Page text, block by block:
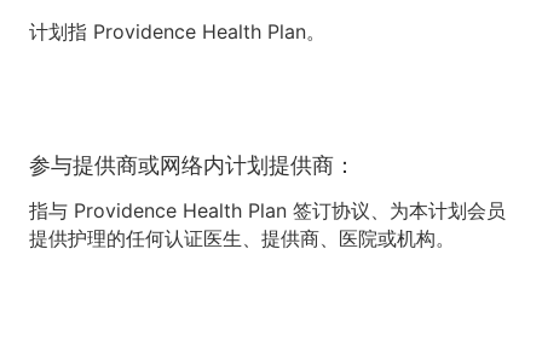
计划指 Providence Health Plan。
参与提供商或网络内计划提供商：
指与 Providence Health Plan 签订协议、为本计划会员
提供护理的任何认证医生、提供商、医院或机构。